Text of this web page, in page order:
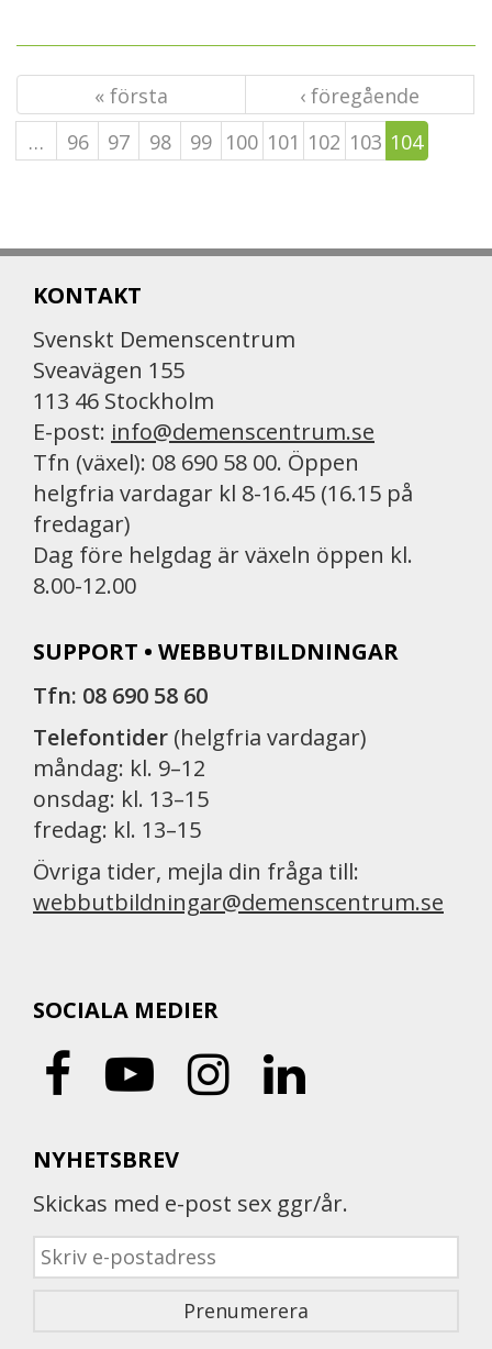
« första
‹ föregående
…
96 97 98 99 100 101 102 103 104
KONTAKT
Svenskt Demenscentrum
Sveavägen 155
113 46 Stockholm
E-post: info@demenscentrum.se
Tfn (växel): 08 690 58 00. Öppen
helgfria vardagar kl 8-16.45 (16.15 på
fredagar)
Dag före helgdag är växeln öppen kl.
8.00-12.00
SUPPORT • WEBBUTBILDNINGAR
Tfn: 08 690 58 60
Telefontider (helgfria vardagar)
måndag: kl. 9–12
onsdag: kl. 13–15
fredag: kl. 13–15
Övriga tider, mejla din fråga till:
webbutbildningar@demenscentrum.se
SOCIALA MEDIER
NYHETSBREV
Skickas med e-post sex ggr/år.